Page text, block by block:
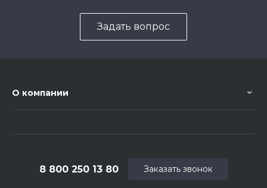
Задать вопрос
О компании
8 800 250 13 80 Заказать звонок